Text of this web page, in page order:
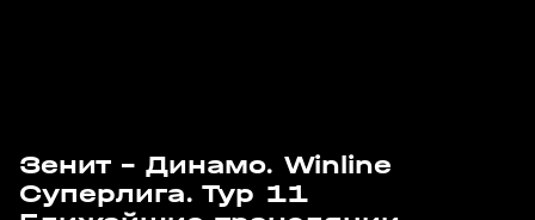
Зенит - Динамо. Winline
Суперлига. Тур 11
Завтра, 14:25